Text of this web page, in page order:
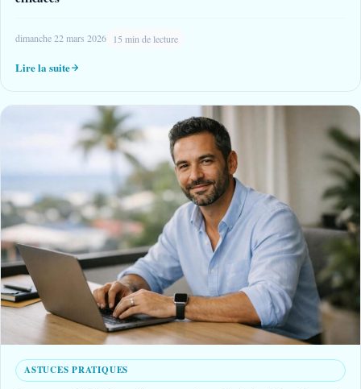
dimanche 22 mars 2026 15 min de lecture
Lire la suite
ASTUCES PRATIQUES